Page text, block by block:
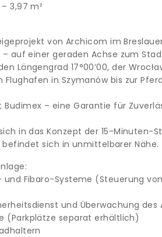
3,97 m²
von Archicom im
– auf einer geraden Achse zum
Längengrad 17°00’00, der
in Szymanów bis zur
– eine Garantie für
in das Konzept der 15-Minuten-
sich in unmittelbarer Nähe.
und Fibaro-Systeme (Steuerung
und Überwachung des
(Parkplätze separat erhältlich)